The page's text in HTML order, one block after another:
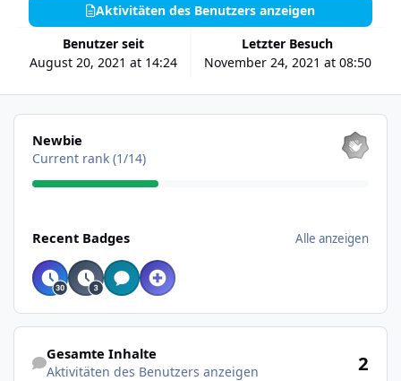
Benutzer seit
August 20, 2021 at 14:24
Letzter Besuch
November 24, 2021 at 08:50
Aktivitäten des Benutzers anzeigen
Alle anzeigen
Newbie
Current rank (1/14)
Recent Badges Alle anzeigen
Aktivitäten des Benutzers anzeigen
Gesamte Inhalte
Aktivitäten des Benutzers anzeigen 2